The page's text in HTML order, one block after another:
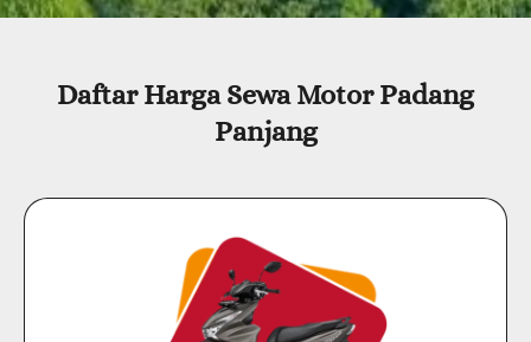
Daftar Harga Sewa MotorPadang
Panjang